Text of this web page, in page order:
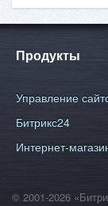
Продукты
Управление
Битрикс24
Интернет-
© 2001-2026